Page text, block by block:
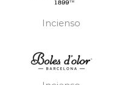
Incienso